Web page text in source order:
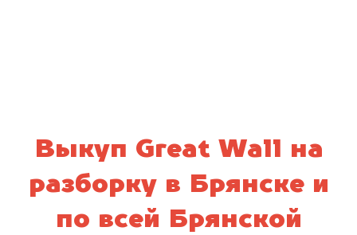
Выкуп Great Wall на
разборку в Брянске и
по всей Брянской